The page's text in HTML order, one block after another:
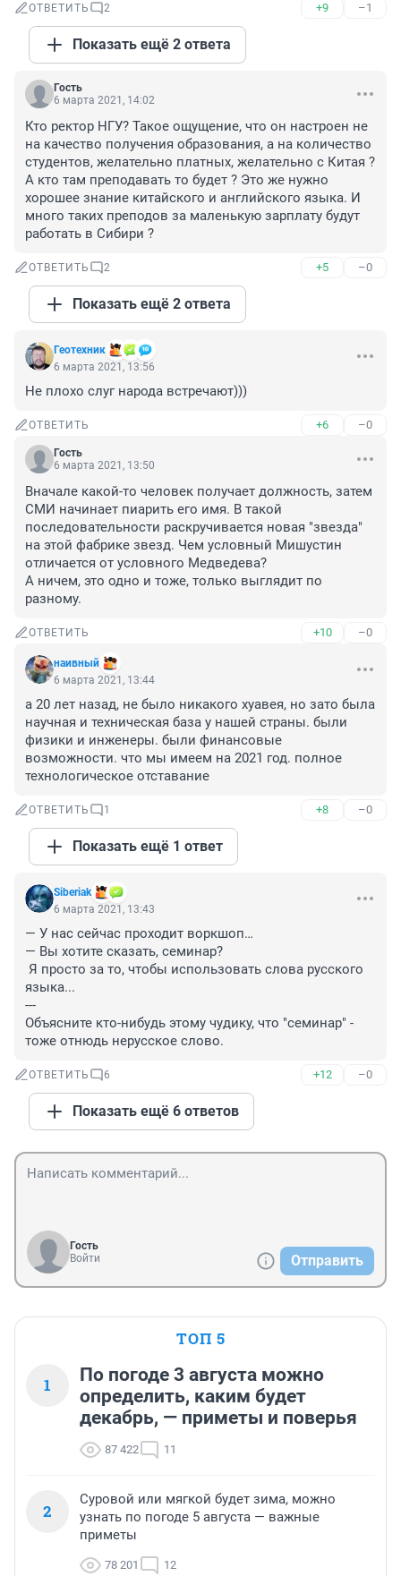
ОТВЕТИТЬ 2 +9 –1
Показать ещё 2 ответа
Гость
6 марта 2021, 14:02
Кто ректор НГУ? Такое ощущение, что он настроен не
на качество получения образования, а на количество
студентов, желательно платных, желательно с Китая ?
А кто там преподавать то будет ? Это же нужно
хорошее знание китайского и английского языка. И
много таких преподов за маленькую зарплату будут
работать в Сибири ?
ОТВЕТИТЬ 2 +5 –0
Показать ещё 2 ответа
Геотехник
6 марта 2021, 13:56
Не плохо слуг народа встречают)))
ОТВЕТИТЬ +6 –0
Гость
6 марта 2021, 13:50
Вначале какой-то человек получает должность, затем
СМИ начинает пиарить его имя. В такой
последовательности раскручивается новая "звезда"
на этой фабрике звезд. Чем условный Мишустин
отличается от условного Медведева?
А ничем, это одно и тоже, только выглядит по
разному.
ОТВЕТИТЬ +10 –0
наивный
6 марта 2021, 13:44
а 20 лет назад, не было никакого хуавея, но зато была
научная и техническая база у нашей страны. были
физики и инженеры. были финансовые
возможности. что мы имеем на 2021 год. полное
технологическое отставание
ОТВЕТИТЬ 1 +8 –0
Показать ещё 1 ответ
Siberiak
6 марта 2021, 13:43
— У нас сейчас проходит воркшоп…
— Вы хотите сказать, семинар?
Я просто за то, чтобы использовать слова русского
языка...
---
Объясните кто-нибудь этому чудику, что "семинар" -
тоже отнюдь нерусское слово.
ОТВЕТИТЬ 6 +12 –0
Показать ещё 6 ответов
Гость
Войти
Отправить
ТОП 5
1
По погоде 3 августа можно
определить, каким будет
декабрь, — приметы и поверья
87 422 11
2
Суровой или мягкой будет зима, можно
узнать по погоде 5 августа — важные
приметы
78 201 12